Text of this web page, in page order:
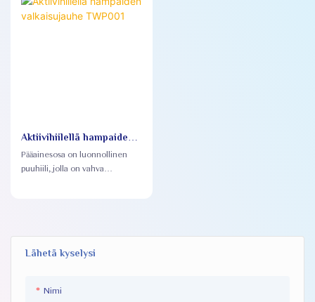
Lähetä kyselysi
Nimi
Aktiivihiilellä hampaiden
valkaisujauhe TWP001
Pääainesosa on luonnollinen
puuhiili, jolla on vahva